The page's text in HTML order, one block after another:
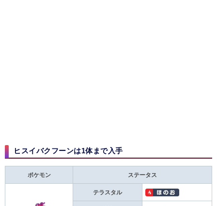
ヒスイバクフーンは1体まで入手
ポケモン ステータス
テラスタル